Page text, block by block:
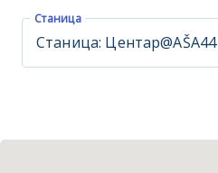
Станица
Станица: Центар@AŠA44